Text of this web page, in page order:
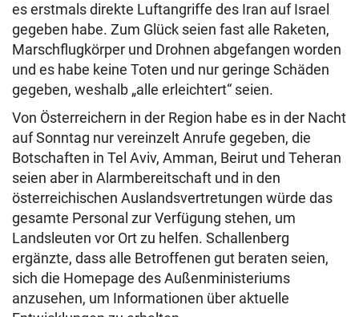
es erstmals direkte Luftangriffe des Iran auf Israel
gegeben habe. Zum Glück seien fast alle Raketen,
Marschflugkörper und Drohnen abgefangen worden
und es habe keine Toten und nur geringe Schäden
gegeben, weshalb „alle erleichtert“ seien.
Von Österreichern in der Region habe es in der Nacht
auf Sonntag nur vereinzelt Anrufe gegeben, die
Botschaften in Tel Aviv, Amman, Beirut und Teheran
seien aber in Alarmbereitschaft und in den
österreichischen Auslandsvertretungen würde das
gesamte Personal zur Verfügung stehen, um
Landsleuten vor Ort zu helfen. Schallenberg
ergänzte, dass alle Betroffenen gut beraten seien,
sich die Homepage des Außenministeriums
anzusehen, um Informationen über aktuelle